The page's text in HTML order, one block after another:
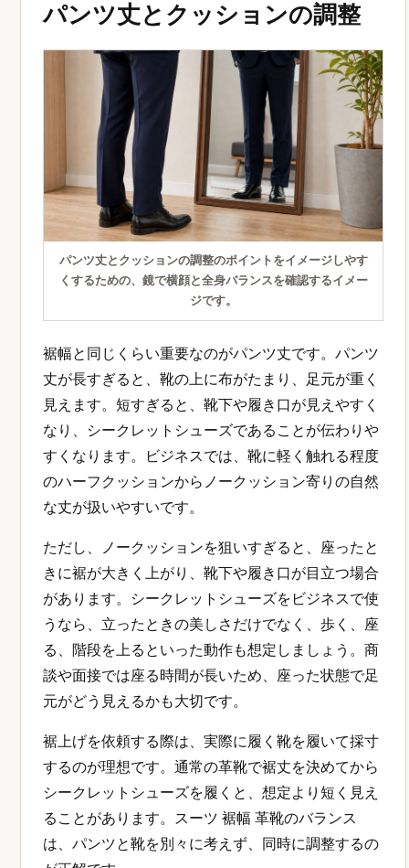
パンツ丈とクッションの調整
パンツ丈とクッションの調整のポイントをイメージしやす
くするための、鏡で横顔と全身バランスを確認するイメー
ジです。
裾幅と同じくらい重要なのがパンツ丈です。パンツ
丈が長すぎると、靴の上に布がたまり、足元が重く
見えます。短すぎると、靴下や履き口が見えやすく
なり、シークレットシューズであることが伝わりや
すくなります。ビジネスでは、靴に軽く触れる程度
のハーフクッションからノークッション寄りの自然
な丈が扱いやすいです。
ただし、ノークッションを狙いすぎると、座ったと
きに裾が大きく上がり、靴下や履き口が目立つ場合
があります。シークレットシューズをビジネスで使
うなら、立ったときの美しさだけでなく、歩く、座
る、階段を上るといった動作も想定しましょう。商
談や面接では座る時間が長いため、座った状態で足
元がどう見えるかも大切です。
裾上げを依頼する際は、実際に履く靴を履いて採寸
するのが理想です。通常の革靴で裾丈を決めてから
シークレットシューズを履くと、想定より短く見え
ることがあります。スーツ 裾幅 革靴のバランス
は、パンツと靴を別々に考えず、同時に調整するの